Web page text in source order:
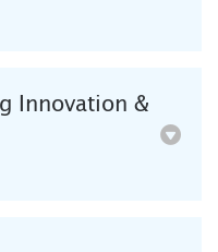
Innovation &